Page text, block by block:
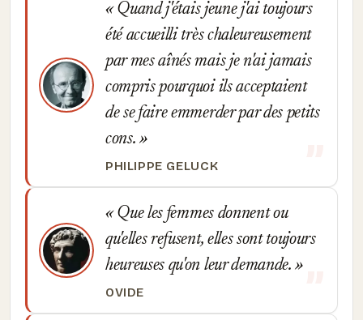
Quand j'étais jeune j'ai toujours
été accueilli très chaleureusement
par mes aînés mais je n'ai jamais
compris pourquoi ils acceptaient
de se faire emmerder par des petits
cons.
PHILIPPE GELUCK
Que les femmes donnent ou
qu'elles refusent, elles sont toujours
heureuses qu'on leur demande.
OVIDE